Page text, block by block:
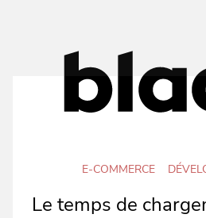
E-COMMERCE
Le temps de